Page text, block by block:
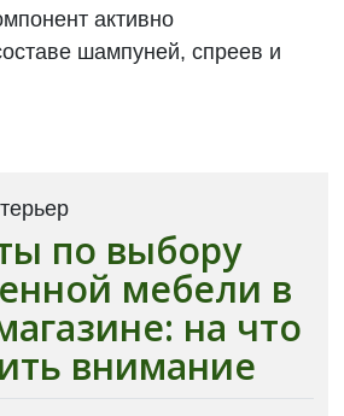
активно
шампуней, спреев и
по выбору
мебели в
на что
внимание